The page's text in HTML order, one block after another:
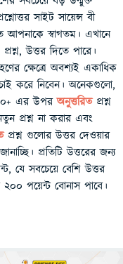
সাইট সায়েন্স বী
আপনাকে স্বাগতম। এখানে
উত্তর দিতে পারে।
ক্ষেত্রে অবশ্যই একাধিক
করে নিবেন। অনেকগুলো,
এর উপরঅনুত্তরিতপ্রশ্ন
প্রশ্ন না করার এবং
প্রশ্ন গুলোর উত্তর দেওয়ার
প্রতিটি উত্তরের জন্য
যে সবচেয়ে বেশি উত্তর
২০০ পয়েন্ট বোনাস পাবে।